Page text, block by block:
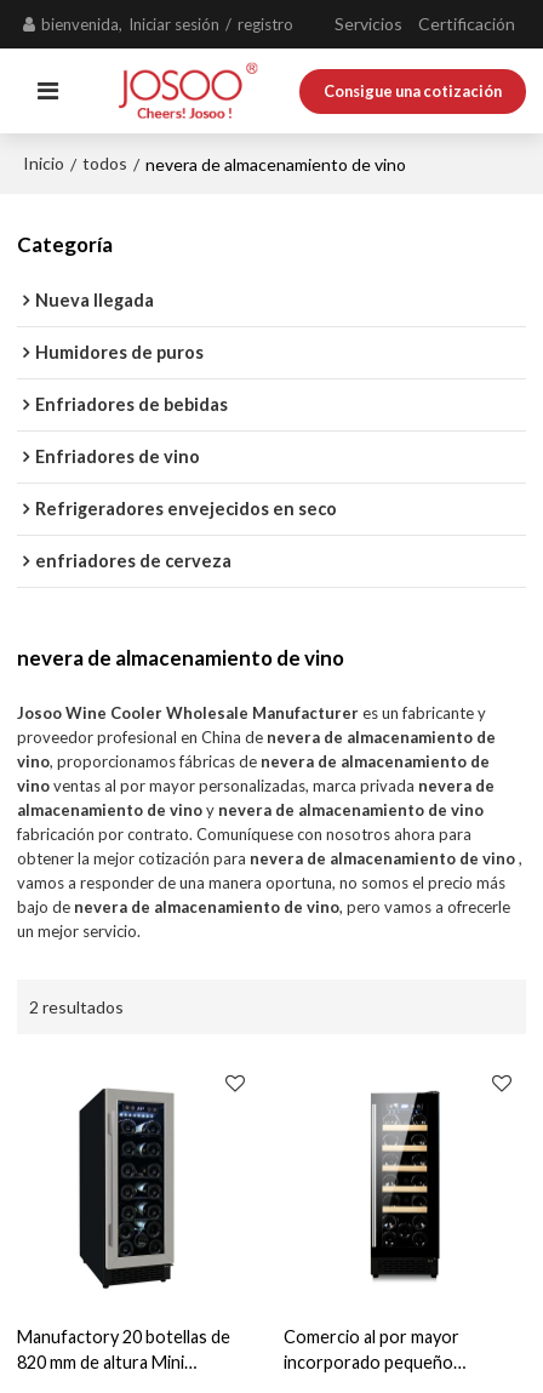
bienvenida, Iniciar sesión / registro Servicios Certificación
Consigue una cotización
Inicio / todos / nevera de almacenamiento de vino
Categoría
Nueva llegada
Humidores de puros
Enfriadores de bebidas
Enfriadores de vino
Refrigeradores envejecidos en seco
enfriadores de cerveza
nevera de almacenamiento de vino
Josoo Wine Cooler Wholesale Manufactureres un fabricante y
proveedor profesional en China de nevera de almacenamiento de
vino, proporcionamos fábricas de nevera de almacenamiento de
vinoventas al por mayor personalizadas, marca privada nevera de
almacenamiento de vinoy nevera de almacenamiento de vino
fabricación por contrato. Comuníquese con nosotros ahora para
obtener la mejor cotización para nevera de almacenamiento de vino,
vamos a responder de una manera oportuna, no somos el precio más
bajo de nevera de almacenamiento de vino, pero vamos a ofrecerle
un mejor servicio.
2 resultados
Manufactory 20 botellas de
820 mm de altura Mini
Comercio al por mayor
incorporado pequeño